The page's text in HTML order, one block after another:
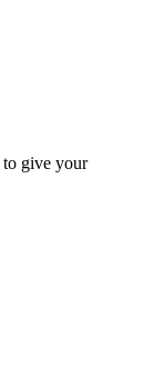
to give your